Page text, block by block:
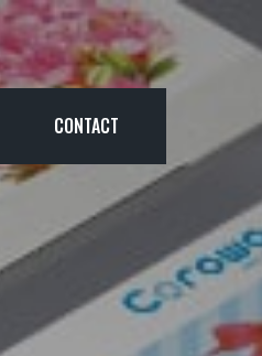
CONTACT